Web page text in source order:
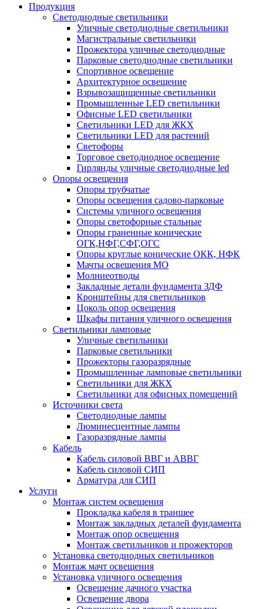
Продукция
Светодиодные светильники
Уличные светодиодные светильники
Магистральные светильники
Прожектора уличные светодиодные
Парковые светодиодные светильники
Спортивное освещение
Архитектурное освещение
Взрывозащищенные светильники
Промышленные LED светильники
Офисные LED светильники
Cветильники LED для ЖКХ
Светильники LED для растений
Светофоры
Торговое светодиодное освещение
Гирлянды уличные светодиодные led
Опоры освещения
Опоры трубчатые
Опоры освещения садово-парковые
Системы уличного освещения
Опоры светофорные стальные
Опоры граненные конические
ОГК,НФГ,СФГ,ОГС
Опоры круглые конические ОКК, НФК
Мачты освещения МО
Молниеотводы
Закладные детали фундамента ЗДФ
Кронштейны для светильников
Цоколь опор освещения
Шкафы питания уличного освещения
Светильники ламповые
Уличные светильники
Парковые светильники
Прожекторы газоразрядные
Промышленные ламповые светильники
Светильники для ЖКХ
Светильники для офисных помещений
Источники света
Светодиодные лампы
Люминесцентные лампы
Газоразрядные лампы
Кабель
Кабель силовой ВВГ и АВВГ
Кабель силовой СИП
Арматура для СИП
Услуги
Монтаж систем освещения
Прокладка кабеля в траншее
Монтаж закладных деталей фундамента
Монтаж опор освещения
Монтаж светильников и прожекторов
Установка светодиодных светильников
Монтаж мачт освещения
Установка уличного освещения
Освещение дачного участка
Освещение двора